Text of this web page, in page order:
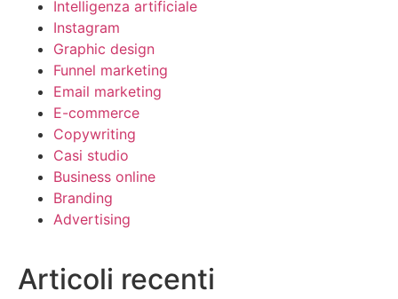
Intelligenza artificiale
Instagram
Graphic design
Funnel marketing
Email marketing
E-commerce
Copywriting
Casi studio
Business online
Branding
Advertising
Articoli recenti